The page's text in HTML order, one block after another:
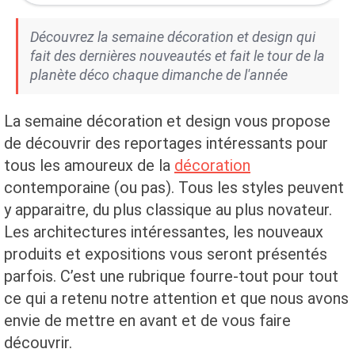
Découvrez la semaine décoration et design qui
fait des dernières nouveautés et fait le tour de la
planète déco chaque dimanche de l'année
La semaine décoration et design vous propose
de découvrir des reportages intéressants pour
tous les amoureux de la décoration
contemporaine (ou pas). Tous les styles peuvent
y apparaitre, du plus classique au plus novateur.
Les architectures intéressantes, les nouveaux
produits et expositions vous seront présentés
parfois. C’est une rubrique fourre-tout pour tout
ce qui a retenu notre attention et que nous avons
envie de mettre en avant et de vous faire
découvrir.